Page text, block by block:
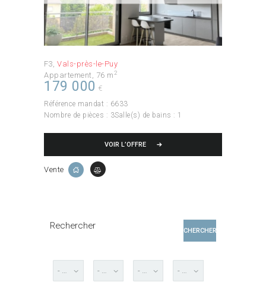
F3 Vals-près-le-Puy
Appartement 76 m2
179 000 €
Référence mandat : 6633
Nombre de pièces : 3Salle(s) de bains : 1
VOIR L’OFFRE
Vente
Rechercher CHERCHER